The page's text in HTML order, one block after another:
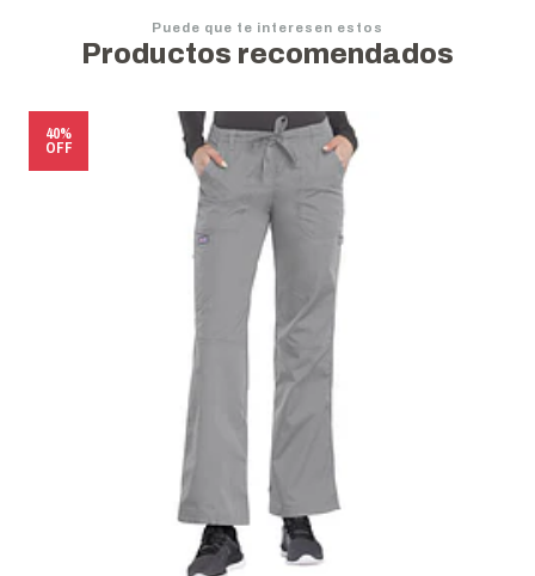
Puede que te interesen estos
Productos recomendados